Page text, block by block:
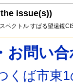
issue(s))
ペクトル すばる望遠鏡
お問い
くば市東